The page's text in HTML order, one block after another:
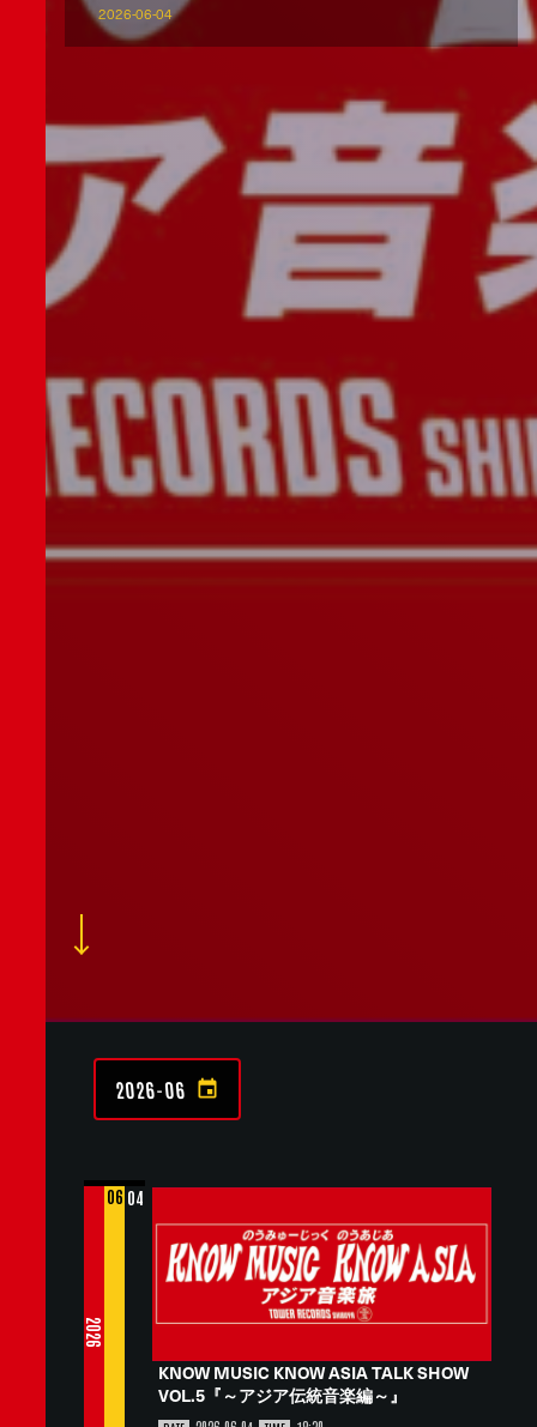
2026-06-04
2026-06
2026
06 04
KNOW MUSIC KNOW ASIA TALK SHOW
VOL.5『～アジア伝統音楽編～』